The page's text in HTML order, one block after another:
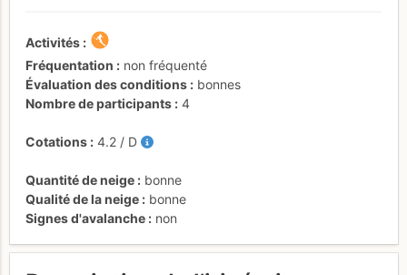
Activités
Fréquentation
non fréquenté
Évaluation des conditions
bonnes
Nombre de participants
4
Cotations 4.2 / D
Quantité de neige
bonne
Qualité de la neige
bonne
Signes d'avalanche
non